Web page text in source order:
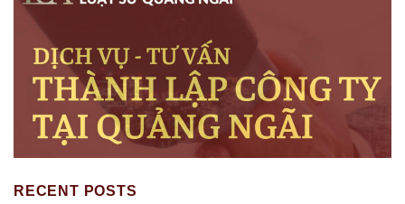
RECENT POSTS